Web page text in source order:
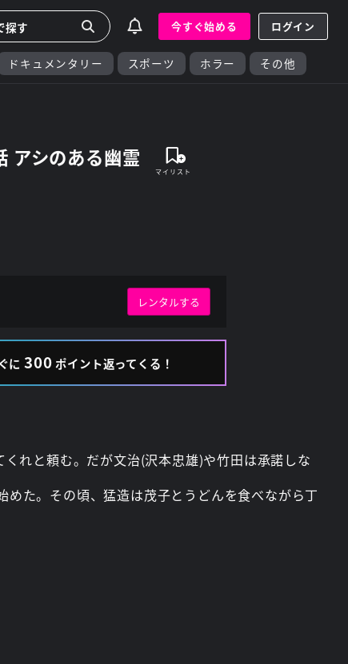
今すぐ始める ログイン
ドキュメンタリー スポーツ ホラー その他
アシのある幽霊
レンタルする
に300ポイント返ってくる！
れと頼む。だが文治(沢本忠雄)や竹田は承諾しな
た。その頃、猛造は茂子とうどんを食べながら丁